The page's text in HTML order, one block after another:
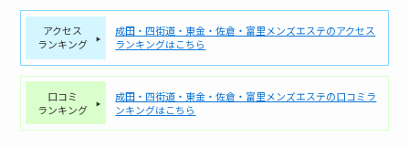
アクセス
ランキング
成田・四街道・東金・佐倉・富里メンズエステのアクセス
ランキングはこちら
口コミ
ランキング
成田・四街道・東金・佐倉・富里メンズエステの口コミラ
ンキングはこちら